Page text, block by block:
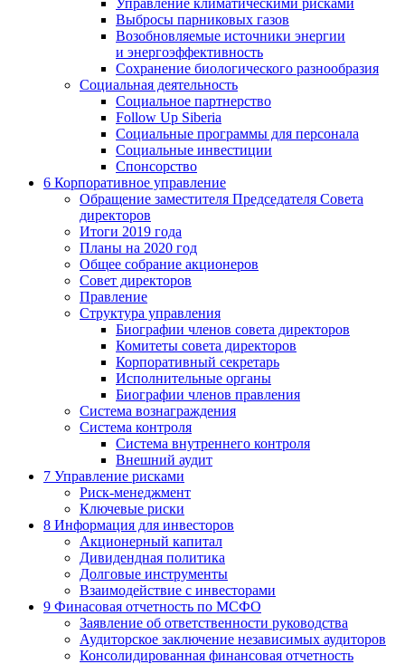
Управление климатическими рисками
Выбросы парниковых газов
Возобновляемые источники энергии
и энергоэффективность
Сохранение биологического разнообразия
Социальная деятельность
Социальное партнерство
Follow Up Siberia
Социальные программы для персонала
Социальные инвестиции
Спонсорство
6 Корпоративное управление
Обращение заместителя Председателя Совета
директоров
Итоги 2019 года
Планы на 2020 год
Общее собрание акционеров
Совет директоров
Правление
Структура управления
Биографии членов совета директоров
Комитеты совета директоров
Корпоративный секретарь
Исполнительные органы
Биографии членов правления
Система вознаграждения
Система контроля
Система внутреннего контроля
Внешний аудит
7 Управление рисками
Риск-менеджмент
Ключевые риски
8 Информация для инвесторов
Акционерный капитал
Дивидендная политика
Долговые инструменты
Взаимодействие с инвеcторами
9 Финасовая отчетность по МСФО
Заявление об ответственности руководства
Аудиторское заключение независимых аудиторов
Консолидированная финансовая отчетность